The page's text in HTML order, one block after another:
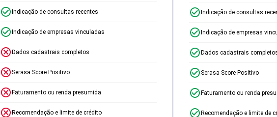
Indicação de consultas recentes
Indicação de empresas vinculadas
Dados cadastrais completos
Serasa Score Positivo
Faturamento ou renda presumida
Recomendação e limite de crédito
Indicação de consultas
Indicação de empresas
Dados cadastrais
Serasa Score Positivo
Faturamento ou renda
Recomendação e limite de